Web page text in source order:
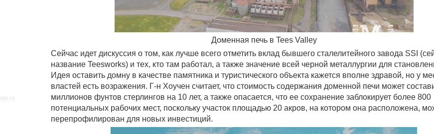
Доменная печь в Tees Valley
Сейчас идет дискуссия о том, как лучше всего отметить вклад бывшего сталелитейного завода SSI
название Teesworks) и тех, кто там работал, а также значение всей черной металлургии для
Идея оставить домну в качестве памятника и туристического объекта кажется вполне здравой, но у
властей есть возражения. Г-н Хоучен считает, что стоимость содержания доменной печи может
миллионов фунтов стерлингов на 10 лет, а также опасается, что ее сохранение заблокирует более 800
потенциальных рабочих мест, поскольку участок площадью 20 акров, на котором она расположена,
перепрофилирован для новых инвестиций.